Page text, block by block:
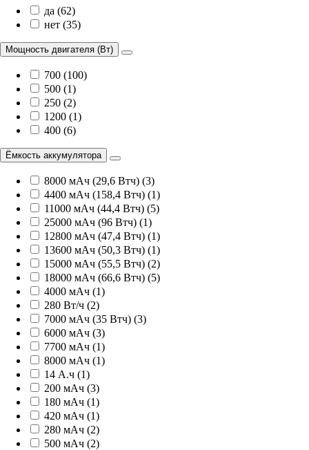
да (62)
нет (35)
Мощность двигателя (Вт)
700 (100)
500 (1)
250 (2)
1200 (1)
400 (6)
Ёмкость аккумулятора
8000 мАч (29,6 Втч) (3)
4400 мАч (158,4 Втч) (1)
11000 мАч (44,4 Втч) (5)
25000 мАч (96 Втч) (1)
12800 мАч (47,4 Втч) (1)
13600 мАч (50,3 Втч) (1)
15000 мАч (55,5 Втч) (2)
18000 мАч (66,6 Втч) (5)
4000 мАч (1)
280 Вт/ч (2)
7000 мАч (35 Втч) (3)
6000 мАч (3)
7700 мАч (1)
8000 мАч (1)
14 А.ч (1)
200 мАч (3)
180 мАч (1)
420 мАч (1)
280 мАч (2)
500 мАч (2)